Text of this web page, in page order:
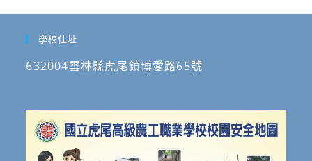
學校住址
632004雲林縣虎尾鎮博愛路65號